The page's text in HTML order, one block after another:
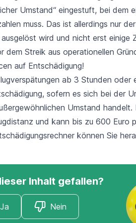
Umstand“ eingestuft, bei dem
muss. Das ist allerdings nur
wird und nicht erst einige
Streik aus operationellen
auf Entschädigung!
ab 3 Stunden oder
sofern es sich bei der
Umstand handelt.
und kann bis zu 600 Euro
können Sie
Inhalt gefallen?
Ja Nein